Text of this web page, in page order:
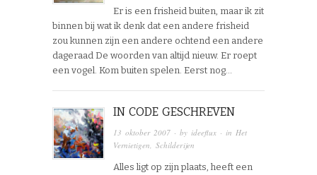
Er is een frisheid buiten, maar ik zit
binnen bij wat ik denk dat een andere frisheid
zou kunnen zijn een andere ochtend een andere
dageraad De woorden van altijd nieuw. Er roept
een vogel. Kom buiten spelen. Eerst nog…
IN CODE GESCHREVEN
13 oktober 2007 · by ideeflux · in Het
Vernietigen ,Schilderijen
Alles ligt op zijn plaats, heeft een